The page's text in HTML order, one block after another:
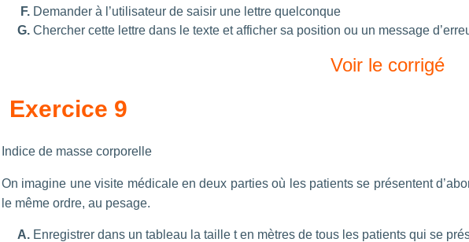
Demander à l’utilisateur de saisir une lettre quelconque
Chercher cette lettre dans le texte et afficher sa position ou un message
Voir le corrigé
Exercice 9
Indice de masse corporelle
On imagine une visite médicale en deux parties où les patients se présentent
le même ordre, au pesage.
Enregistrer dans un tableau la taille t en mètres de tous les patients qui se